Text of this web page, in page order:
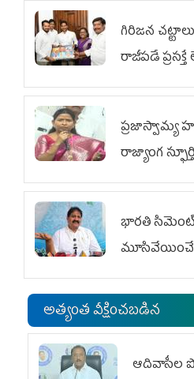
గిరిజన
రాజీపడే ప్రసక్తే
ప్రజాస్వామ్య
రాజ్యాంగ
భారతి సిమెంట్
అత్యంత వీక్షించబడిన
ఆదివాసీల